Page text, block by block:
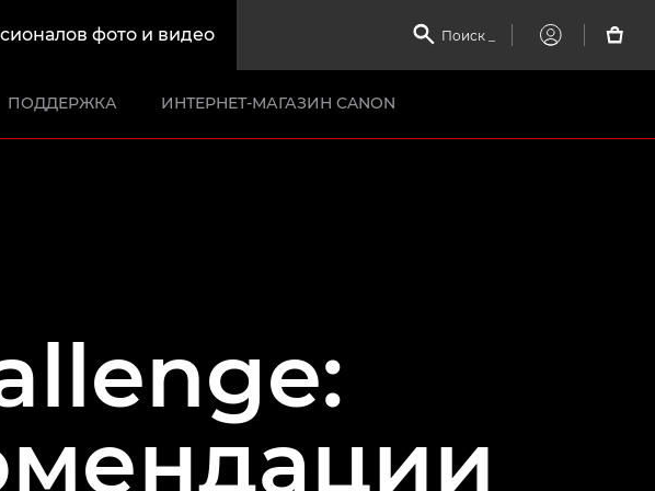
фото и видео  Поиск
My

ПОДДЕРЖКА ИНТЕРНЕТ-МАГАЗИН CANON